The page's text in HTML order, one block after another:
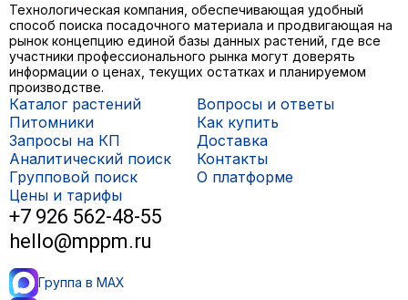
Технологическая компания, обеспечивающая удобный
способ поиска посадочного материала и продвигающая на
рынок концепцию единой базы данных растений, где все
участники профессионального рынка могут доверять
информации о ценах, текущих остатках и планируемом
производстве.
Каталог растений
Питомники
Запросы на КП
Аналитический поиск
Групповой поиск
Цены и тарифы
Вопросы и ответы
Как купить
Доставка
Контакты
О платформе
+7 926 562-48-55
hello@mppm.ru
Группа в MAX